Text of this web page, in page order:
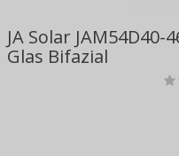
JA Solar JAM54D40-
Glas Bifazial